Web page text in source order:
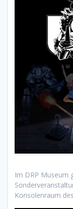
Im DRP Museum
Konsolenraum